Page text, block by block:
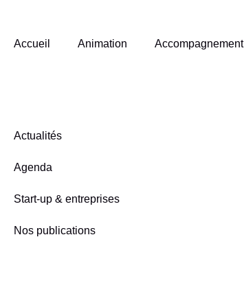
Accueil Animation Accompagnement
Actualités
Agenda
Start-up & entreprises
Nos publications